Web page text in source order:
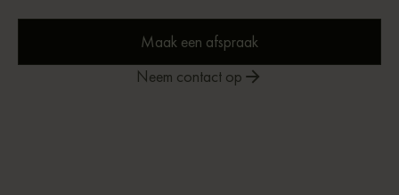
Maak een afspraak
Neem contact op